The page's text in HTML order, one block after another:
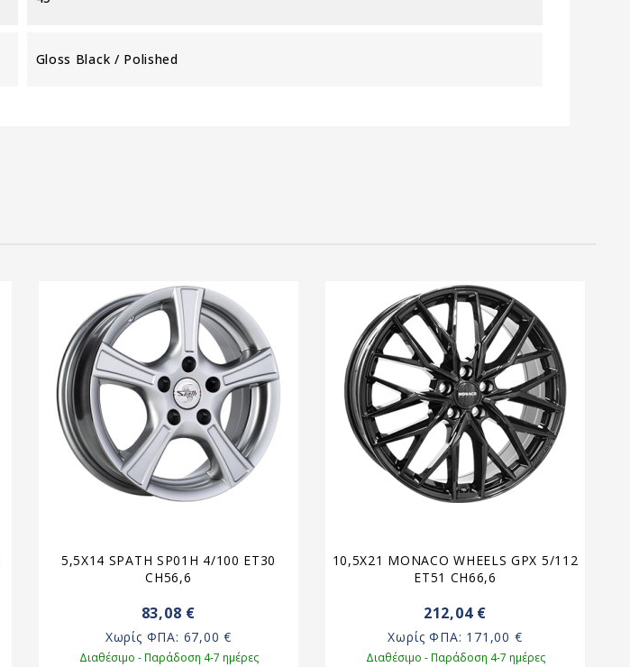
Gloss Black / Polished
5,5X14 SPATH SP01H 4/100 ET30
CH56,6
83,08 €
Χωρίς ΦΠΑ: 67,00 €
Διαθέσιμο - Παράδοση 4-7 ημέρες
10,5X21 MONACO WHEELS GPX 5/112
ET51 CH66,6
212,04 €
Χωρίς ΦΠΑ: 171,00 €
Διαθέσιμο - Παράδοση 4-7 ημέρες